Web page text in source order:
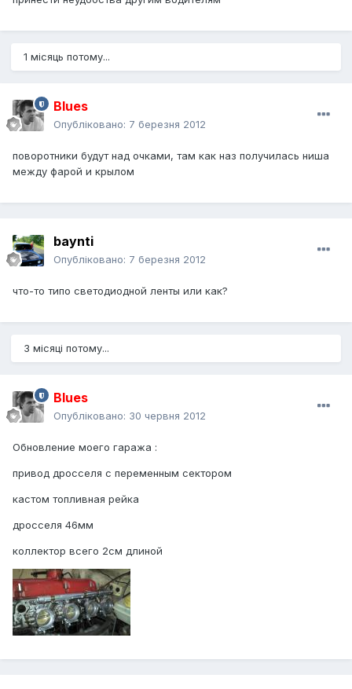
1 місяць потому...
Blues
Опубліковано: 7 березня 2012
поворотники будут над очками, там как наз получилась ниша
между фарой и крылом
baynti
Опубліковано: 7 березня 2012
что-то типо светодиодной ленты или как?
3 місяці потому...
Blues
Опубліковано: 30 червня 2012
Обновление моего гаража :
привод дросселя с переменным сектором
кастом топливная рейка
дросселя 46мм
коллектор всего 2см длиной